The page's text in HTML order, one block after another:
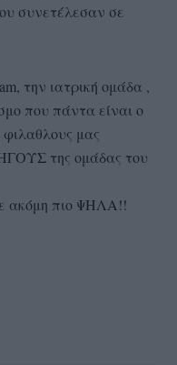
συνετέλεσαν σε
την ιατρική ομάδα ,
που πάντα είναι ο
μας
της ομάδας του
ακόμη πιο ΨΗΛΑ!!